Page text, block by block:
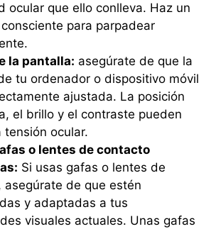
ocular que ello conlleva. Haz un
para parpadear
la pantalla: asegúrate de que la
tu ordenador o dispositivo móvil
ajustada. La posición
el brillo y el contraste pueden
tensión ocular.
o lentes de contacto
Si usas gafas o lentes de
asegúrate de que estén
y adaptadas a tus
visuales actuales. Unas gafas